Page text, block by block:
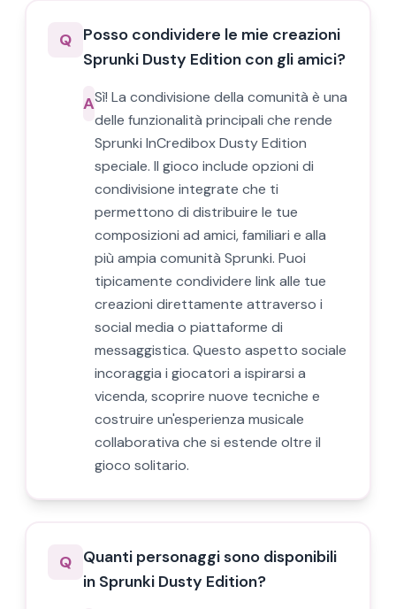
Q Posso condividere le mie creazioni
Sprunki Dusty Edition con gli amici?
ASì! La condivisione della comunità è una
delle funzionalità principali che rende
Sprunki InCredibox Dusty Edition
speciale. Il gioco include opzioni di
condivisione integrate che ti
permettono di distribuire le tue
composizioni ad amici, familiari e alla
più ampia comunità Sprunki. Puoi
tipicamente condividere link alle tue
creazioni direttamente attraverso i
social media o piattaforme di
messaggistica. Questo aspetto sociale
incoraggia i giocatori a ispirarsi a
vicenda, scoprire nuove tecniche e
costruire un'esperienza musicale
collaborativa che si estende oltre il
gioco solitario.
Q Quanti personaggi sono disponibili
in Sprunki Dusty Edition?